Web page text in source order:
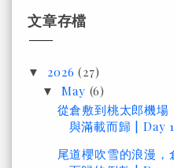
文章存檔
▼ 2026(27)
▼May (6)
從倉敷到桃太郎機場
與滿載而歸 | Day
尾道櫻吹雪的浪漫